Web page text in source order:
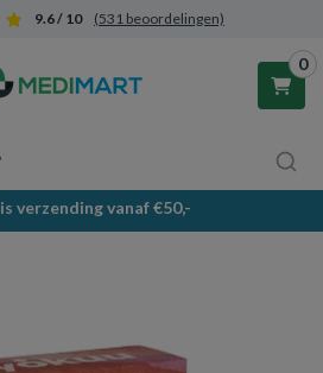
9.6 / 10 (531 beoordelingen)
0
met producten.
verzending vanaf €50,-